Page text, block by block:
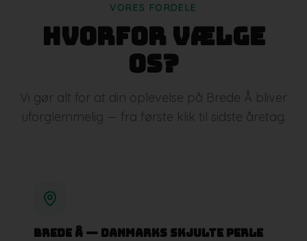
VORES FORDELE
Hvorfor vælge
os?
Vi gør alt for at din oplevelse på Brede Å bliver
uforglemmelig — fra første klik til sidste åretag.
Brede Å — Danmarks skjulte perle